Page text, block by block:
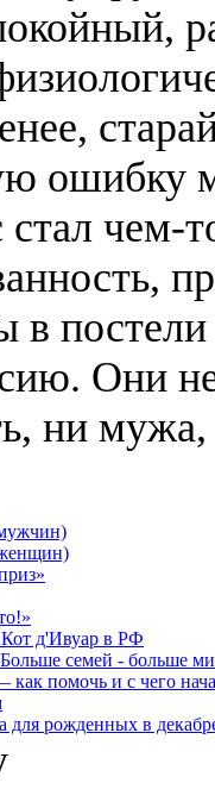
ошибку
стал чем-
в
Они
ни
женщин)
Кот д'Ивуар в РФ
семей - больше
помочь и с чего
для рожденных в